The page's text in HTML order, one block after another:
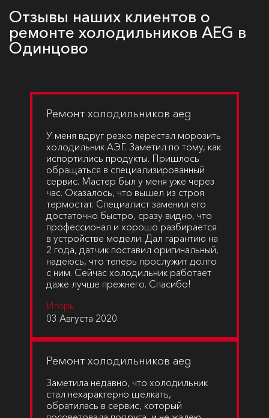
Отзывы наших клиентов о
ремонте холодильников AEG в
Одинцово
Ремонт холодильников aeg
У меня вдруг резко перестал морозить
холодильник АЭГ. Заметил по тому, как
испортились продукты. Пришлось
обращаться в специализированный
сервис. Мастер был у меня уже через
час. Оказалось, что вышел из строя
термостат. Специалист заменил его
достаточно быстро, сразу видно, что
профессионал и хорошо разбирается
в устройстве модели. Дал гарантию на
2 года, датчик поставил оригинальный,
надеюсь, что теперь прослужит долго
с ним. Сейчас холодильник работает
даже лучше прежнего. Спасибо!
Игорь
03 Августа 2020
Ремонт холодильников aeg
Заметила недавно, что холодильник
стал нехарактерно щелкать,
обратилась в сервис, который